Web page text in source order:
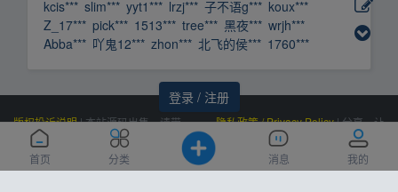
首页 分类 消息 我的
登录 / 注册
kcis*** slim*** yyt1*** lrzj*** 子不语g*** koux***
Z_17*** pick*** 1513*** tree*** 黑夜*** wrjh***
Abba*** 吖鬼12*** zhon*** 北飞的侯*** 1760***
版权投诉说明|本站源码出售，请带
价邮箱联系，非诚勿扰！
隐私政策 / Privacy Policy|分享，让
资源更有价值！
Powered by
云盘资源网|
(Contact Us)：
|Processed: 0.010, SQL:
7|感谢恒创科技赞助